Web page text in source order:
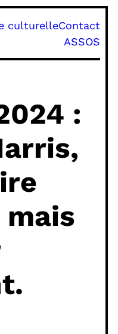
culturelleContact
ASSOS
:
mais